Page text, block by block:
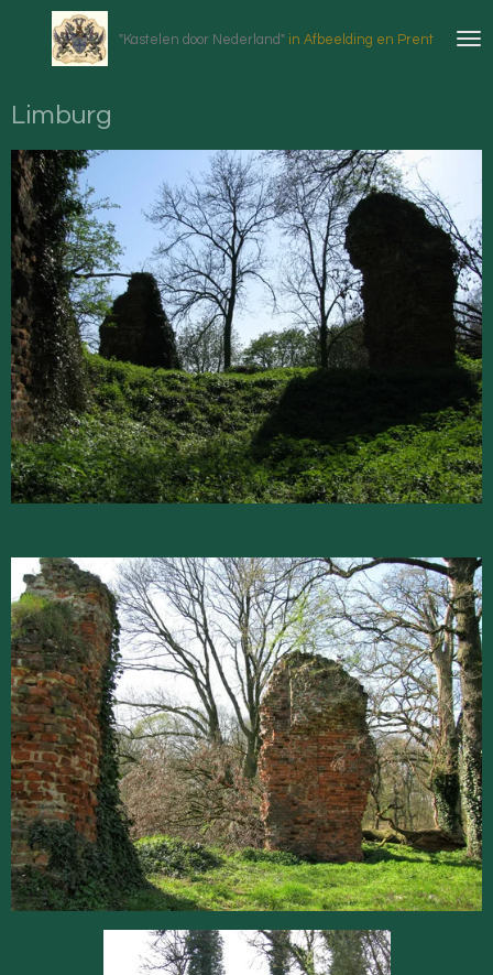
direct
de
hoofdinhoud
"Kastelen door Nederland" in Afbeelding en Prent
Limburg